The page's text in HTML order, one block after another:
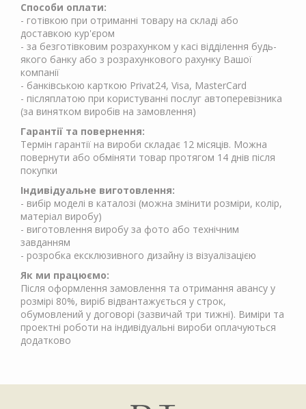
Способи оплати:
- готівкою при отриманні товару на складі або
доставкою кур'єром
- за безготівковим розрахунком у касі відділення будь-
якого банку або з розрахункового рахунку Вашої
компанії
- банківською карткою Privat24, Visa, MasterCard
- післяплатою при користуванні послуг автоперевізника
(за винятком виробів на замовлення)
Гарантії та повернення:
Термін гарантії на вироби складає 12 місяців. Можна
повернути або обміняти товар протягом 14 днів після
покупки
Індивідуальне виготовлення:
- вибір моделі в каталозі (можна змінити розміри, колір,
матеріал виробу)
- виготовлення виробу за фото або технічним
завданням
- розробка ексклюзивного дизайну із візуалізацією
Як ми працюємо:
Після оформлення замовлення та отримання авансу у
розмірі 80%, виріб відвантажується у строк,
обумовлений у договорі (зазвичай три тижні). Виміри та
проектні роботи на індивідуальні вироби оплачуються
додатково